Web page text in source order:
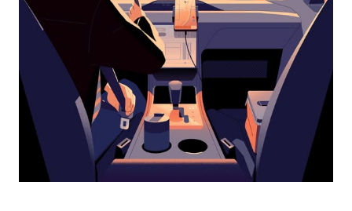
în
jos.
Închide
calendarul
apăsând
pe
butonul
Escape.